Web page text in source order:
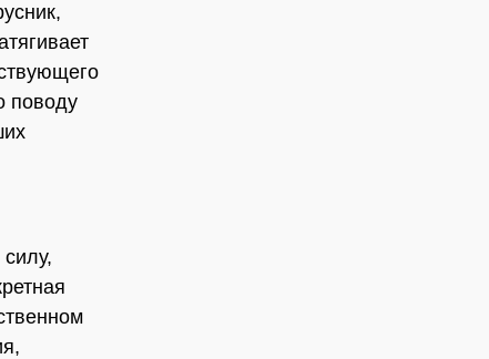
поводу